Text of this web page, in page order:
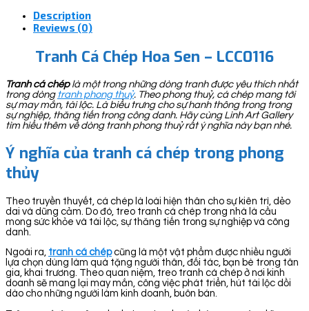
Description
Reviews (0)
Tranh Cá Chép Hoa Sen – LCC0116
Tranh cá chéplà một trong những dòng tranh được yêu thích nhất
trong dòng tranh phong thuỷ. Theo phong thuỷ, cá chép mang tới
sự may mắn, tài lộc. Là biểu trưng cho sự hanh thông trong trong
sự nghiệp, thăng tiến trong công danh. Hãy cùng Linh Art Gallery
tìm hiểu thêm về dòng tranh phong thuỷ rất ý nghĩa này bạn nhé.
Ý nghĩa của tranh cá chép trong phong
thủy
Theo truyền thuyết, cá chép là loài hiện thân cho sự kiên trì, dẻo
dai và dũng cảm. Do đó, treo tranh cá chép trong nhà là cầu
mong sức khỏe và tài lộc, sự thăng tiến trong sự nghiệp và công
danh.
Ngoài ra, tranh cá chépcũng là một vật phẩm được nhiều người
lựa chọn dùng làm quà tặng người thân, đối tác, bạn bè trong tân
gia, khai trương. Theo quan niệm, treo tranh cá chép ở nơi kinh
doanh sẽ mang lại may mắn, công việc phát triển, hút tài lộc dồi
dào cho những người làm kinh doanh, buôn bán.